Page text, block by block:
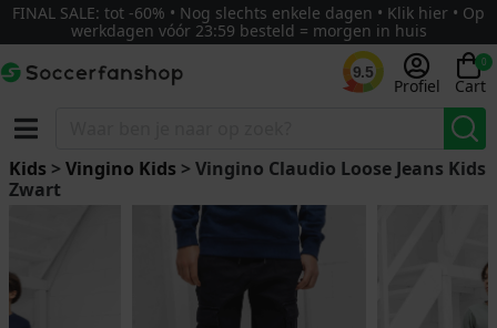
FINAL SALE: tot -60% • Nog slechts enkele dagen • Klik hier • Op
werkdagen vóór 23:59 besteld = morgen in huis
9.5
Profiel
0
Cart
Kids >Vingino Kids > Vingino Claudio Loose Jeans Kids
Zwart